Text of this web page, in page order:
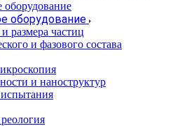
оборудование
размера частиц
и фазового состава
и наноструктур